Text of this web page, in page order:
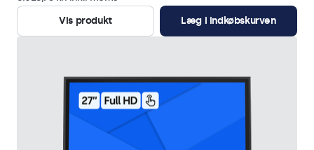
Vis produkt
Læg i indkøbskurven